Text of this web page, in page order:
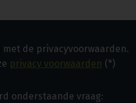
met de privacyvoorwaarden.
privacy voorwaarden (*)
onderstaande vraag: